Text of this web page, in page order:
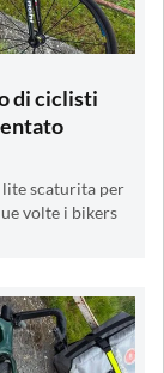
di ciclisti
scaturita per
volte i bikers